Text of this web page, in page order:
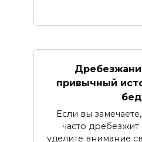
привычный
бед
Если вы
часто дребезжит
уделите внимание